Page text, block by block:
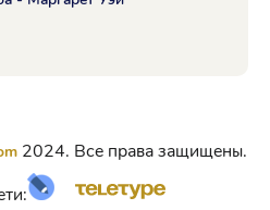
2024. Все права защищены.